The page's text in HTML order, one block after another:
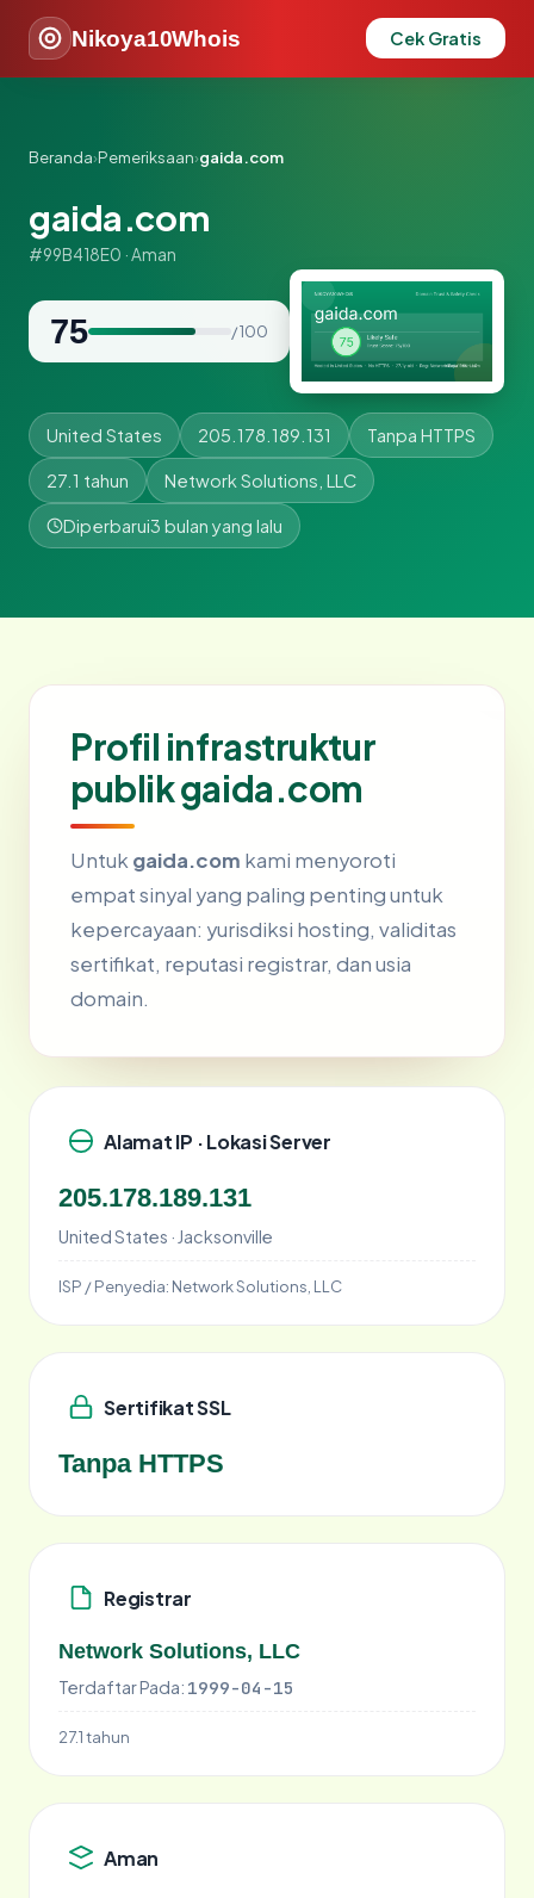
Nikoya10Whois Cek Gratis
Beranda›Pemeriksaan›gaida.com
gaida.com
#99B418E0 · Aman
75 / 100
United States 205.178.189.131 Tanpa HTTPS
27.1 tahun Network Solutions, LLC
Diperbarui3 bulan yang lalu
Profil infrastruktur
publik gaida.com
Untuk gaida.com kami menyoroti
empat sinyal yang paling penting untuk
kepercayaan: yurisdiksi hosting, validitas
sertifikat, reputasi registrar, dan usia
domain.
Alamat IP · Lokasi Server
205.178.189.131
United States · Jacksonville
ISP / Penyedia: Network Solutions, LLC
Sertifikat SSL
Tanpa HTTPS
Registrar
Network Solutions, LLC
Terdaftar Pada: 1999-04-15
27.1 tahun
Aman